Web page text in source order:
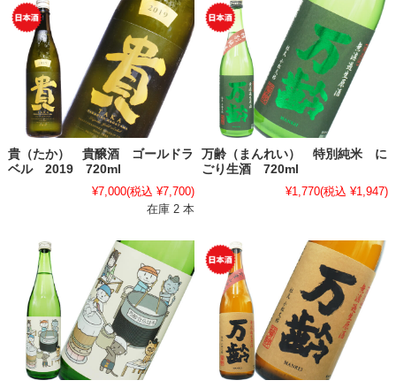
貴（たか） 貴醸酒 ゴールドラ
ベル 2019 720ml
¥7,000(税込 ¥7,700)
在庫 2 本
万齢（まんれい） 特別純米 に
ごり生酒 720ml
¥1,770(税込 ¥1,947)